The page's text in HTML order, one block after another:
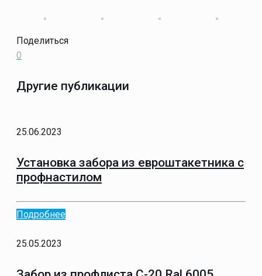
Поделиться
0
Другие публикации
25.06.2023
Установка забора из евроштакетника с
профнастилом
Подробнее
25.05.2023